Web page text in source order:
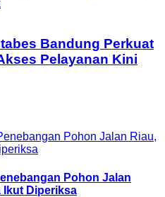
Bandung Perkuat
Pelayanan Kini
Pohon Jalan
Ikut Diperiksa